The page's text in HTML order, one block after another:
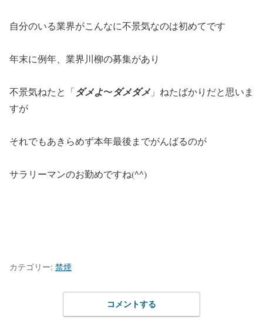
自分のいる業界がこんなに不景気なのは初めてです
年末に例年、業界川柳の募集があり
不景気ねたと「ダメよ〜ダメダメ」ねたばかりだと思いま
すが
それでもあきらめず本年最後までがんばるのが
サラリーマンのお勤めですね(^^)
カテゴリー: 禁煙
コメントする